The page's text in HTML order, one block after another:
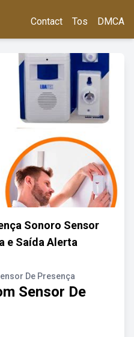
Contact Tos DMCA
Sonoro Sensor
e Saída Alerta
De Presença
Sensor De